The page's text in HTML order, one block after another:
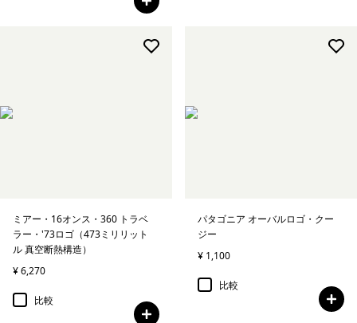
ミアー・16オンス・360 トラベ
ラー・'73ロゴ（473ミリリット
ル 真空断熱構造）
¥ 6,270
比較
パタゴニア オーバルロゴ・クー
ジー
¥ 1,100
比較